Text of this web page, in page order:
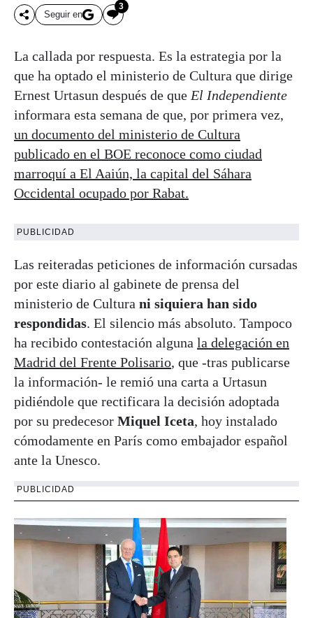
Seguir en
3
La callada por respuesta. Es la estrategia por la
que ha optado el ministerio de Cultura que dirige
Ernest Urtasun después de que El Independiente
informara esta semana de que, por primera vez,
un documento del ministerio de Cultura
publicado en el BOE reconoce como ciudad
marroquí a El Aaiún, la capital del Sáhara
Occidental ocupado por Rabat.
PUBLICIDAD
Las reiteradas peticiones de información cursadas
por este diario al gabinete de prensa del
ministerio de Cultura ni siquiera han sido
respondidas. El silencio más absoluto. Tampoco
ha recibido contestación alguna la delegación en
Madrid del Frente Polisario, que -tras publicarse
la información- le remió una carta a Urtasun
pidiéndole que rectificara la decisión adoptada
por su predecesor Miquel Iceta, hoy instalado
cómodamente en París como embajador español
ante la Unesco.
PUBLICIDAD